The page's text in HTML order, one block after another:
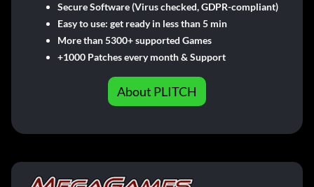
Secure Software (Virus checked, GDPR-compliant)
Easy to use: get ready in less than 5 min
More than 5300+ supported Games
+1000 Patches every month & Support
About PLITCH